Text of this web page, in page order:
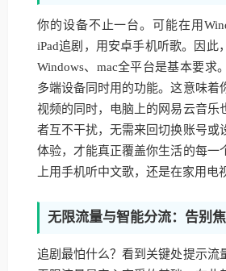
你的设备不止一台。可能在用
iPad追剧，用安卓手机听歌。因此
Windows、mac全平台是基本要求
多端设备同时用的功能。这意味着
视频的同时，电脑上的网易云音乐
者互不干扰，无需来回切换账号或
体验，才能真正覆盖你生活的每一
上用手机听中文歌，还是在家用电
无限流量与智能分流：告别
追剧最怕什么？看到关键处提示流